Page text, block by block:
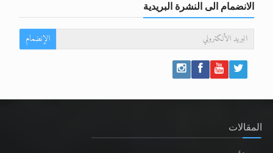
الانضمام الى النشرة البريدية
الإنضمام
المقالات